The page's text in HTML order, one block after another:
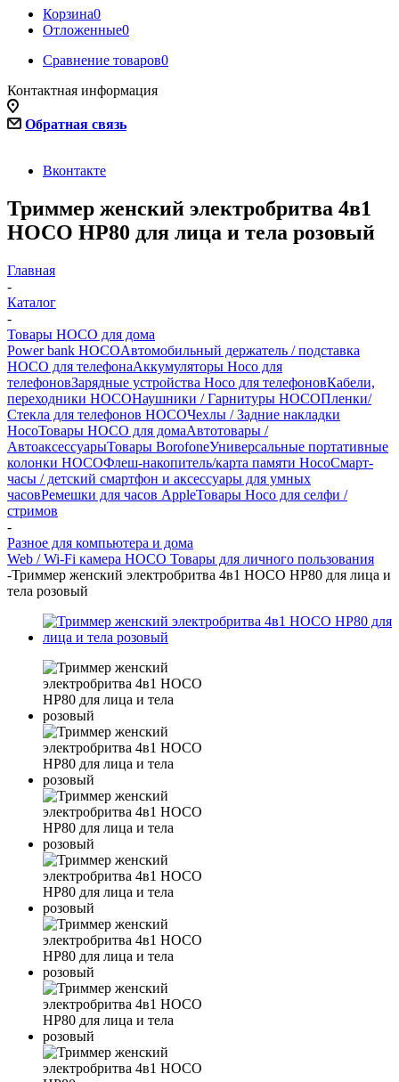
Корзина0
Отложенные0
Сравнение товаров0
Контактная информация
Обратная связь
Вконтакте
Триммер женский электробритва 4в1
HOCO HP80 для лица и тела розовый
Главная
-
Каталог
-
Товары HOCO для дома
Power bank HOCOАвтомобильный держатель / подставка
HOCO для телефонаАккумуляторы Hoco для
телефоновЗарядные устройства Hoco для телефоновКабели,
переходники HOCOНаушники / Гарнитуры HOCOПленки/
Стекла для телефонов HOCOЧехлы / Задние накладки
HocoТовары HOCO для домаАвтотовары /
АвтоаксессуарыТовары BorofoneУниверсальные портативные
колонки HOCOФлеш-накопитель/карта памяти HocoСмарт-
часы / детский смартфон и аксессуары для умных
часовРемешки для часов AppleТовары Hoco для селфи /
стримов
-
Разное для компьютера и дома
Web / Wi-Fi камера HOCO Товары для личного пользования
-Триммер женский электробритва 4в1 HOCO HP80 для лица и
тела розовый